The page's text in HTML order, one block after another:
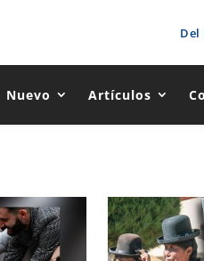
Del
Nuevo Artículos